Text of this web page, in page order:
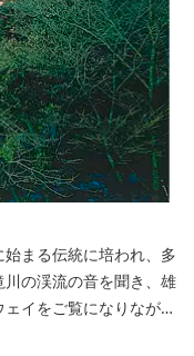
まる伝統に培われ、多
の渓流の音を聞き、雄
イをご覧になりながら
る昭